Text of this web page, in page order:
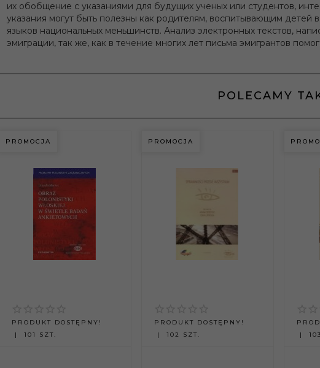
PRODUKT DOSTĘPNY!
języka niemieckiego Z
PRODUKT DOSTĘPNY!
Matematyka. Kącik
их обобщение с указаниями для будущих ученых или студентов,
указания могут быть полезны как родителям, воспитывающим детей
языков национальных меньшинств. Анализ электронных текстов,
эмиграции, так же, как в течение многих лет письма эмигрантов
POLECAMY
PROMOCJA
PRODUKT DOSTĘPNY!
101 SZT.
PROMOCJA
PRODUKT DOSTĘPNY!
102 SZT.